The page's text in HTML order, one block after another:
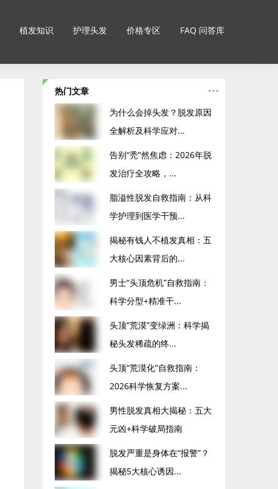
植发知识 护理头发 价格专区 FAQ 问答库
热门文章 ...
为什么会掉头发？脱发原因
全解析及科学应对...
告别“秃”然焦虑：2026年脱
发治疗全攻略，...
脂溢性脱发自救指南：从科
学护理到医学干预...
揭秘有钱人不植发真相：五
大核心因素背后的...
男士“头顶危机”自救指南：
科学分型+精准干...
头顶“荒漠”变绿洲：科学揭
秘头发稀疏的终...
头顶“荒漠化”自救指南：
2026科学恢复方案...
男性脱发真相大揭秘：五大
元凶+科学破局指南
脱发严重是身体在“报警”？
揭秘5大核心诱因...